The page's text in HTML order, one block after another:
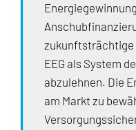
zukunftsträchtige
EEG als System
abzulehnen. Die
am Markt zu